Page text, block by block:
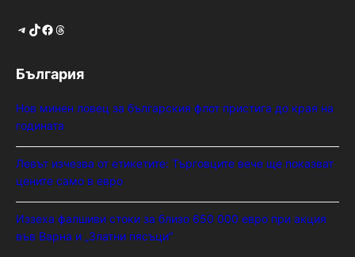
Telegram TikTok Facebook Threads
България
Нов минен ловец за българския флот пристига до края на
годината
Левът изчезва от етикетите: Търговците вече ще показват
цените само в евро
Иззеха фалшиви стоки за близо 650 000 евро при акция
във Варна и „Златни пясъци“